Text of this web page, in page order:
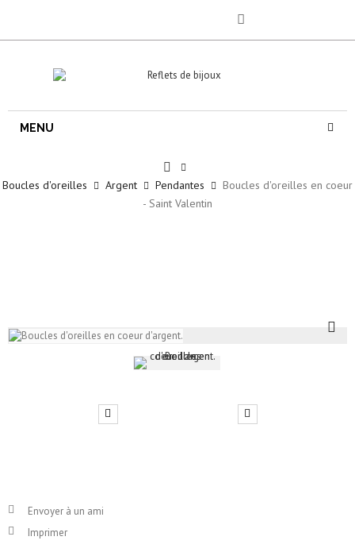
MENU
Boucles d'oreilles Argent Pendantes
Boucles d'oreilles en coeur
- Saint Valentin
Envoyer à un ami
Imprimer